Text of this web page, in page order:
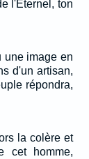
l'Eternel, ton
une image en
d'un artisan,
répondra,
la colère et
cet homme,